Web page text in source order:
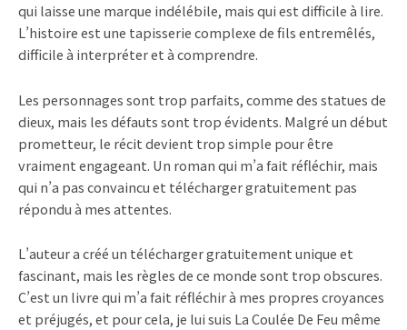
qui laisse une marque indélébile, mais qui est difficile à lire.
L’histoire est une tapisserie complexe de fils entremêlés,
difficile à interpréter et à comprendre.
Les personnages sont trop parfaits, comme des statues de
dieux, mais les défauts sont trop évidents. Malgré un début
prometteur, le récit devient trop simple pour être
vraiment engageant. Un roman qui m’a fait réfléchir, mais
qui n’a pas convaincu et télécharger gratuitement pas
répondu à mes attentes.
L’auteur a créé un télécharger gratuitement unique et
fascinant, mais les règles de ce monde sont trop obscures.
C’est un livre qui m’a fait réfléchir à mes propres croyances
et préjugés, et pour cela, je lui suis La Coulée De Feu même